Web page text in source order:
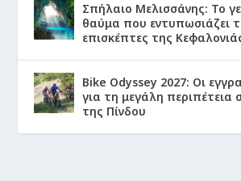
Σπήλαιο Μελισσάνης: Το
θαύμα που εντυπωσιάζει
επισκέπτες της
Bike Odyssey 2027: Οι
για τη μεγάλη περιπέτεια
της Πίνδου